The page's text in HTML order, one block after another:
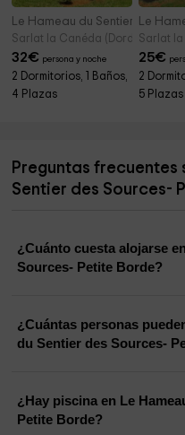
Le Hameau du Sentier des
Sarlat la Canéda (Dordoña)
32€ persona y noche
2 Dormitorios, 1 Baños,
4 Plazas
Le
Sarlat
25€
2
5 Plazas
Preguntas frecuentes
Sentier des Sources-
¿Cuánto cuesta alojarse
Sources- Petite Borde?
¿Cuántas personas
du Sentier des Sources-
¿Hay piscina en Le
Petite Borde?